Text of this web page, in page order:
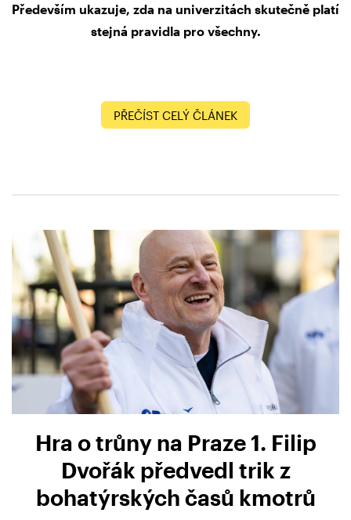
Především ukazuje, zda na univerzitách skutečně platí
stejná pravidla pro všechny.
PŘEČÍST CELÝ ČLÁNEK
Hra o trůny na Praze 1. Filip
Dvořák předvedl trik z
bohatýrských časů kmotrů